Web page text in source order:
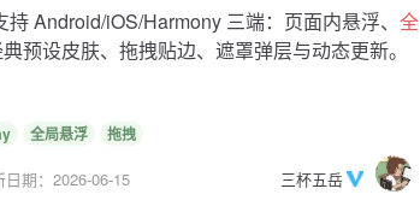
持 Android/iOS/Harmony 三端：页面内悬浮、 全
预设皮肤、拖拽贴边、遮罩弹层与动态更新。
全局悬浮 拖拽
日期：2026-06-15 三杯五岳